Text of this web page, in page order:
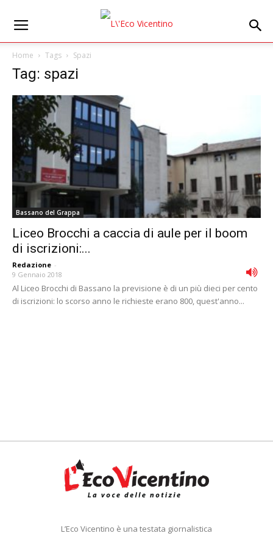
Home Tags Spazi
Tag: spazi
Bassano del Grappa
Liceo Brocchi a caccia di aule per il boom
di iscrizioni:...
Redazione -
9 Gennaio 2018
Al Liceo Brocchi di Bassano la previsione è di un più dieci per cento
di iscrizioni: lo scorso anno le richieste erano 800, quest'anno...
L’Eco Vicentino è una testata giornalistica